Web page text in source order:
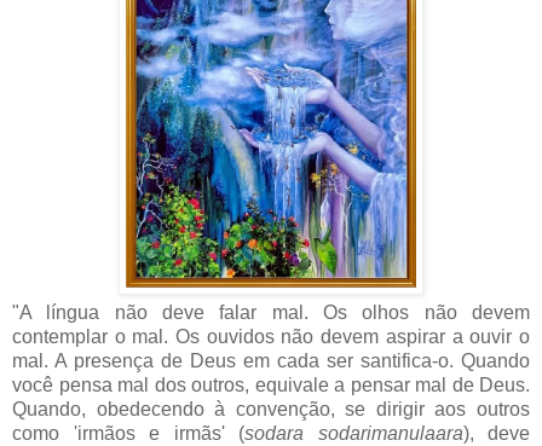
"A língua não deve falar mal. Os olhos não devem
contemplar o mal. Os ouvidos não devem aspirar a ouvir o
mal. A presença de Deus em cada ser santifica-o. Quando
você pensa mal dos outros, equivale a pensar mal de Deus.
Quando, obedecendo à convenção, se dirigir aos outros
como 'irmãos e irmãs' (sodara sodarimanulaara), deve